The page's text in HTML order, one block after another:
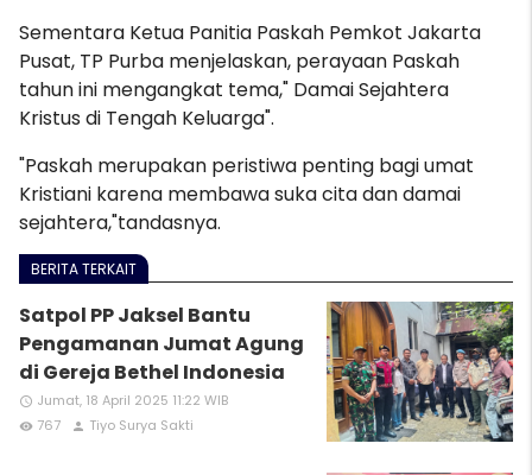
Sementara Ketua Panitia Paskah Pemkot Jakarta
Pusat, TP Purba menjelaskan, perayaan Paskah
tahun ini mengangkat tema," Damai Sejahtera
Kristus di Tengah Keluarga".
"Paskah merupakan peristiwa penting bagi umat
Kristiani karena membawa suka cita dan damai
sejahtera,"tandasnya.
BERITA TERKAIT
Satpol PP Jaksel Bantu
Pengamanan Jumat Agung
di Gereja Bethel Indonesia
access_time Jumat, 18 April 2025 11:22 WIB
remove_red_eye 767 person Tiyo Surya Sakti